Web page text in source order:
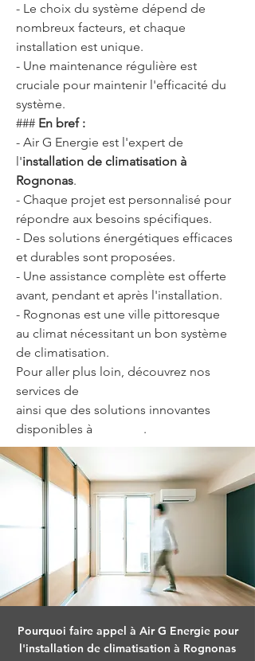
- Le choix du système dépend de
nombreux facteurs, et chaque
installation est unique.
- Une maintenance régulière est
cruciale pour maintenir l'efficacité du
système.
### En bref :
- Air G Energie est l'expert de
l'installation de climatisation à
Rognonas.
- Chaque projet est personnalisé pour
répondre aux besoins spécifiques.
- Des solutions énergétiques efficaces
et durables sont proposées.
- Une assistance complète est offerte
avant, pendant et après l'installation.
- Rognonas est une ville pittoresque
au climat nécessitant un bon système
de climatisation.
Pour aller plus loin, découvrez nos
services de
ainsi que des solutions innovantes
disponibles à
.
Pourquoi faire appel à Air G Energie pour
l'installation de climatisation à Rognonas